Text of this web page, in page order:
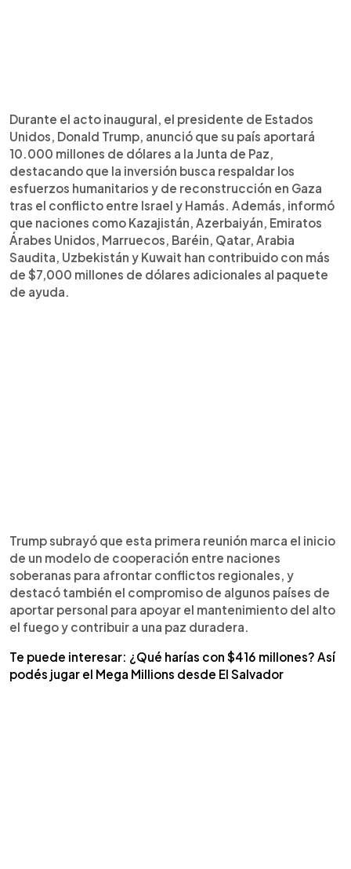
Durante el acto inaugural, el presidente de Estados
Unidos, Donald Trump, anunció que su país aportará
10.000 millones de dólares a la Junta de Paz,
destacando que la inversión busca respaldar los
esfuerzos humanitarios y de reconstrucción en Gaza
tras el conflicto entre Israel y Hamás. Además, informó
que naciones como Kazajistán, Azerbaiyán, Emiratos
Árabes Unidos, Marruecos, Baréin, Qatar, Arabia
Saudita, Uzbekistán y Kuwait han contribuido con más
de $7,000 millones de dólares adicionales al paquete
de ayuda.
Trump subrayó que esta primera reunión marca el inicio
de un modelo de cooperación entre naciones
soberanas para afrontar conflictos regionales, y
destacó también el compromiso de algunos países de
aportar personal para apoyar el mantenimiento del alto
el fuego y contribuir a una paz duradera.
Te puede interesar: ¿Qué harías con $416 millones? Así
podés jugar el Mega Millions desde El Salvador